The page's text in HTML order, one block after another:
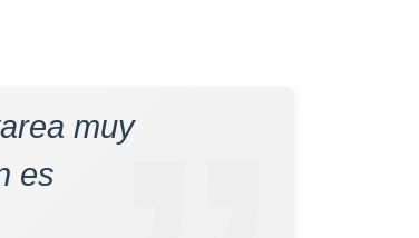
muy
es